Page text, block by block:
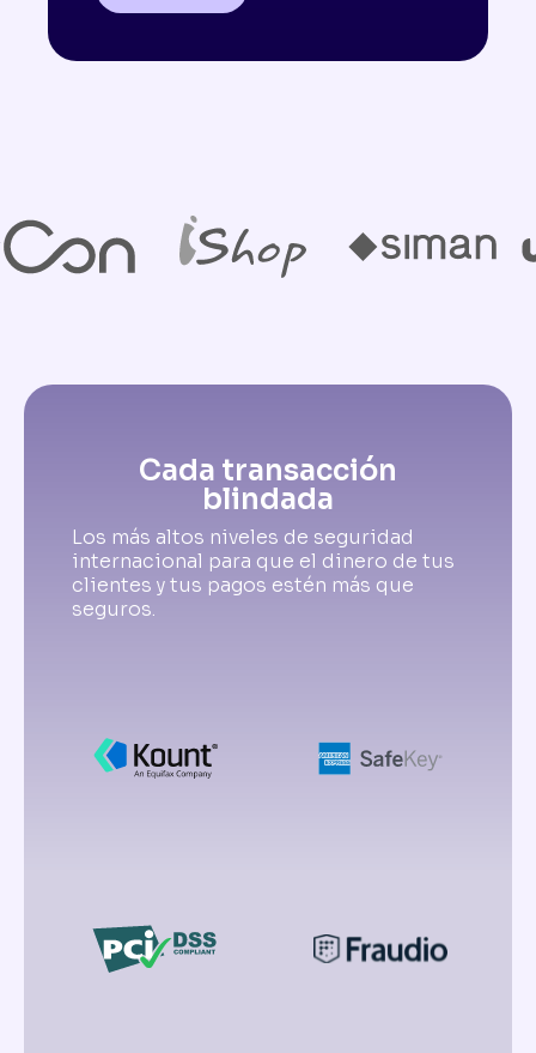
Cada transacción
blindada
Los más altos niveles de seguridad
internacional para que el dinero de tus
clientes y tus pagos estén más que
seguros.